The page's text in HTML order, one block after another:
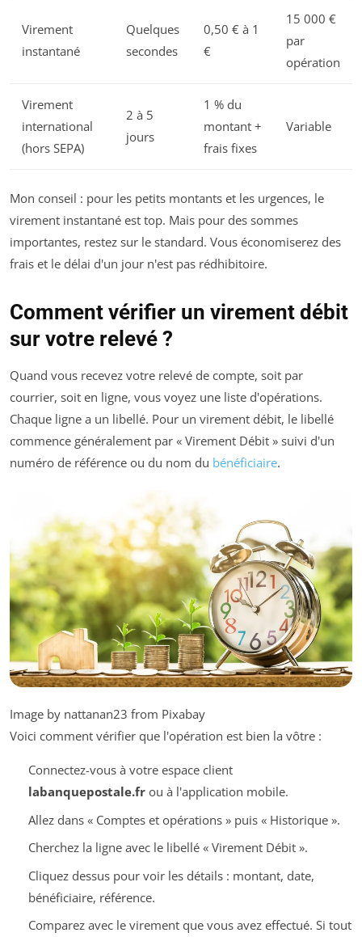
Virement
instantané
Quelques
secondes
0,50 € à 1
€
15 000 €
par
opération
Virement
international
(hors SEPA)
2 à 5
jours
1 % du
montant +
frais fixes
Variable
Mon conseil : pour les petits montants et les urgences, le
virement instantané est top. Mais pour des sommes
importantes, restez sur le standard. Vous économiserez des
frais et le délai d'un jour n'est pas rédhibitoire.
Comment vérifier un virement débit
sur votre relevé ?
Quand vous recevez votre relevé de compte, soit par
courrier, soit en ligne, vous voyez une liste d'opérations.
Chaque ligne a un libellé. Pour un virement débit, le libellé
commence généralement par « Virement Débit » suivi d'un
numéro de référence ou du nom du bénéficiaire.
Image by nattanan23 from Pixabay
Voici comment vérifier que l'opération est bien la vôtre :
Connectez-vous à votre espace client
labanquepostale.frou à l'application mobile.
Allez dans « Comptes et opérations » puis « Historique ».
Cherchez la ligne avec le libellé « Virement Débit ».
Cliquez dessus pour voir les détails : montant, date,
bénéficiaire, référence.
Comparez avec le virement que vous avez effectué. Si tout